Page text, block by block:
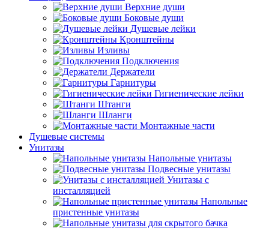
Верхние души
Боковые души
Душевые лейки
Кронштейны
Изливы
Подключения
Держатели
Гарнитуры
Гигиенические лейки
Штанги
Шланги
Монтажные части
Душевые системы
Унитазы
Напольные унитазы
Подвесные унитазы
Унитазы с
инсталляцией
Напольные
пристенные унитазы